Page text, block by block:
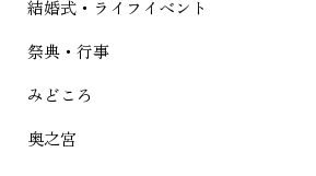
結婚式・ライフイベント
祭典・行事
みどころ
奥之宮